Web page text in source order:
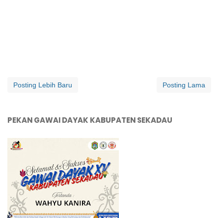
Posting Lebih Baru Posting Lama
PEKAN GAWAI DAYAK KABUPATEN SEKADAU